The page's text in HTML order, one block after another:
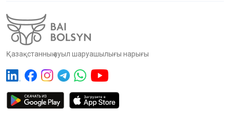
Қазақстанның ауыл шаруашылығы нарығы